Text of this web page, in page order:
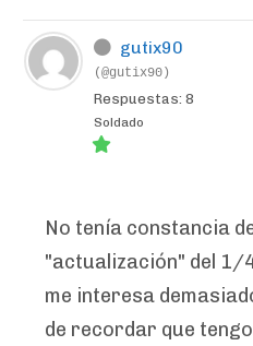
gutix90
(@gutix90)
Respuestas: 8
Soldado
No tenía constancia
"actualización" del 1/
me interesa
de recordar que